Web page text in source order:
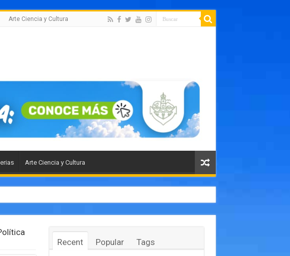
Arte Ciencia y Cultura
Arte Ciencia y Cultura
Recent Popular
Tags